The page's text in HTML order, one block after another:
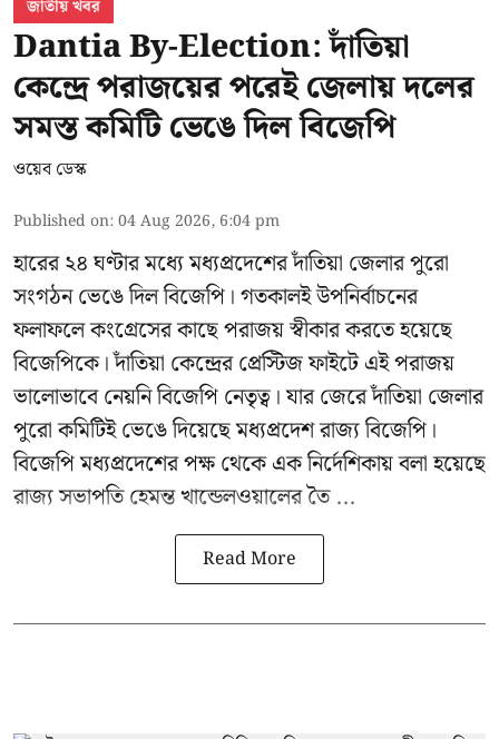
জাতীয় খবর
Dantia By-Election: দাঁতিয়া
কেন্দ্রে পরাজয়ের পরেই জেলায় দলের
সমস্ত কমিটি ভেঙে দিল বিজেপি
ওয়েব ডেস্ক
Published on:04 Aug 2026, 6:04 pm
হারের ২৪ ঘণ্টার মধ্যে মধ্যপ্রদেশের দাঁতিয়া জেলার পুরো
সংগঠন ভেঙে দিল বিজেপি। গতকালই উপনির্বাচনের
ফলাফলে কংগ্রেসের কাছে পরাজয় স্বীকার করতে হয়েছে
বিজেপিকে। দাঁতিয়া কেন্দ্রের প্রেস্টিজ ফাইটে এই পরাজয়
ভালোভাবে নেয়নি বিজেপি নেতৃত্ব। যার জেরে দাঁতিয়া জেলার
পুরো কমিটিই ভেঙে দিয়েছে মধ্যপ্রদেশ রাজ্য বিজেপি।
বিজেপি মধ্যপ্রদেশের পক্ষ থেকে এক নির্দেশিকায় বলা হয়েছে
রাজ্য সভাপতি হেমন্ত খান্ডেলওয়ালের তৈ ...
Read More